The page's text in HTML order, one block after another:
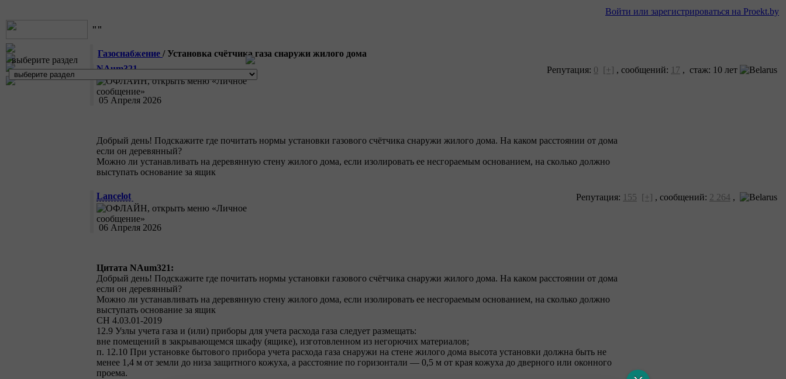
Войти или зарегистрироваться на Proekt.by
выберите раздел
""
Газоснабжение / Установка счётчика газа снаружи жилого дома
NAum321
05 Апреля 2026
Репутация: 0 [+] , сообщений: 17 , cтаж: 10 лет
Добрый день! Подскажите где почитать нормы установки газового счётчика снаружи жилого дома. На каком расстоянии от дома
если он деревянный?
Можно ли устанавливать на деревянную стену жилого дома, если изолировать ее несгораемым основанием, на сколько должно
выступать основание за ящик
Lancelot
06 Апреля 2026
Репутация: 155 [+] , сообщений: 2 264 ,
Цитата NAum321:
Добрый день! Подскажите где почитать нормы установки газового счётчика снаружи жилого дома. На каком расстоянии от дома
если он деревянный?
Можно ли устанавливать на деревянную стену жилого дома, если изолировать ее несгораемым основанием, на сколько должно
выступать основание за ящик
СН 4.03.01-2019
12.9 Узлы учета газа и (или) приборы для учета расхода газа следует размещать:
вне помещений в закрывающемся шкафу (ящике), изготовленном из негорючих материалов;
п. 12.10 При установке бытового прибора учета расхода газа снаружи на стене жилого дома высота установки должна быть не
менее 1,4 м от земли до низа защитного кожуха, а расстояние по горизонтали — 0,5 м от края кожуха до дверного или оконного
проема.